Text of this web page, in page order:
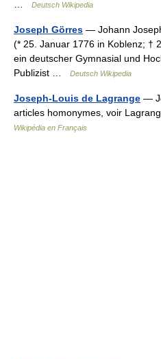
Deutsch Wikipedia
Joseph Görres — Johann
(* 25. Januar 1776 in Koblenz; †
ein deutscher Gymnasial und
Publizist …
Deutsch Wikipedia
Joseph-Louis de Lagrange —
articles homonymes, voir
Wikipédia en Français